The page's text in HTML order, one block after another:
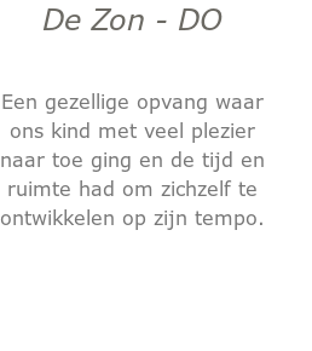
De Zon - DO
Een gezellige opvang waar
ons kind met veel plezier
naar toe ging en de tijd en
ruimte had om zichzelf te
ontwikkelen op zijn tempo.